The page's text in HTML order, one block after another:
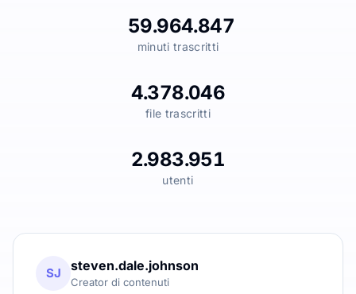
59.964.847
minuti trascritti
4.378.046
file trascritti
2.983.951
utenti
SJ steven.dale.johnson
Creator di contenuti